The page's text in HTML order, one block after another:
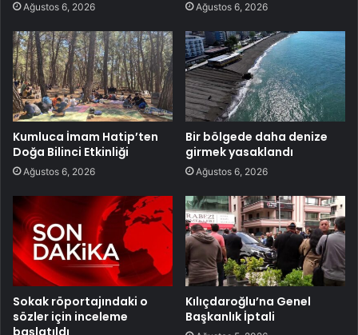
Ağustos 6, 2026 Ağustos 6, 2026
Kumluca İmam Hatip’ten
Doğa Bilinci Etkinliği
Ağustos 6, 2026
Bir bölgede daha denize
girmek yasaklandı
Ağustos 6, 2026
Sokak röportajındaki o
sözler için inceleme
başlatıldı
Kılıçdaroğlu’na Genel
Başkanlık İptali